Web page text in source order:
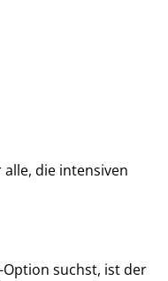
die intensiven
suchst, ist der